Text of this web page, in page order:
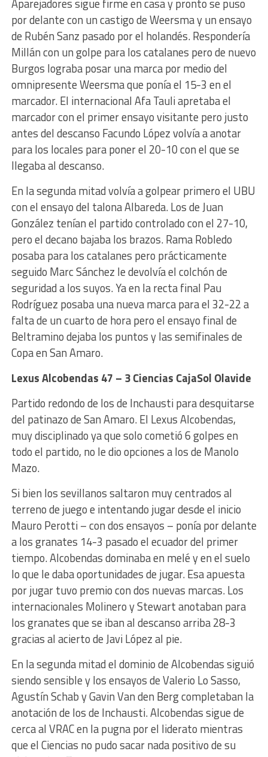
Aparejadores sigue firme en casa y pronto se puso
por delante con un castigo de Weersma y un ensayo
de Rubén Sanz pasado por el holandés. Respondería
Millán con un golpe para los catalanes pero de nuevo
Burgos lograba posar una marca por medio del
omnipresente Weersma que ponía el 15-3 en el
marcador. El internacional Afa Tauli apretaba el
marcador con el primer ensayo visitante pero justo
antes del descanso Facundo López volvía a anotar
para los locales para poner el 20-10 con el que se
llegaba al descanso.
En la segunda mitad volvía a golpear primero el UBU
con el ensayo del talona Albareda. Los de Juan
González tenían el partido controlado con el 27-10,
pero el decano bajaba los brazos. Rama Robledo
posaba para los catalanes pero prácticamente
seguido Marc Sánchez le devolvía el colchón de
seguridad a los suyos. Ya en la recta final Pau
Rodríguez posaba una nueva marca para el 32-22 a
falta de un cuarto de hora pero el ensayo final de
Beltramino dejaba los puntos y las semifinales de
Copa en San Amaro.
Lexus Alcobendas 47 – 3 Ciencias CajaSol Olavide
Partido redondo de los de Inchausti para desquitarse
del patinazo de San Amaro. El Lexus Alcobendas,
muy disciplinado ya que solo cometió 6 golpes en
todo el partido, no le dio opciones a los de Manolo
Mazo.
Si bien los sevillanos saltaron muy centrados al
terreno de juego e intentando jugar desde el inicio
Mauro Perotti – con dos ensayos – ponía por delante
a los granates 14-3 pasado el ecuador del primer
tiempo. Alcobendas dominaba en melé y en el suelo
lo que le daba oportunidades de jugar. Esa apuesta
por jugar tuvo premio con dos nuevas marcas. Los
internacionales Molinero y Stewart anotaban para
los granates que se iban al descanso arriba 28-3
gracias al acierto de Javi López al pie.
En la segunda mitad el dominio de Alcobendas siguió
siendo sensible y los ensayos de Valerio Lo Sasso,
Agustín Schab y Gavin Van den Berg completaban la
anotación de los de Inchausti. Alcobendas sigue de
cerca al VRAC en la pugna por el liderato mientras
que el Ciencias no pudo sacar nada positivo de su